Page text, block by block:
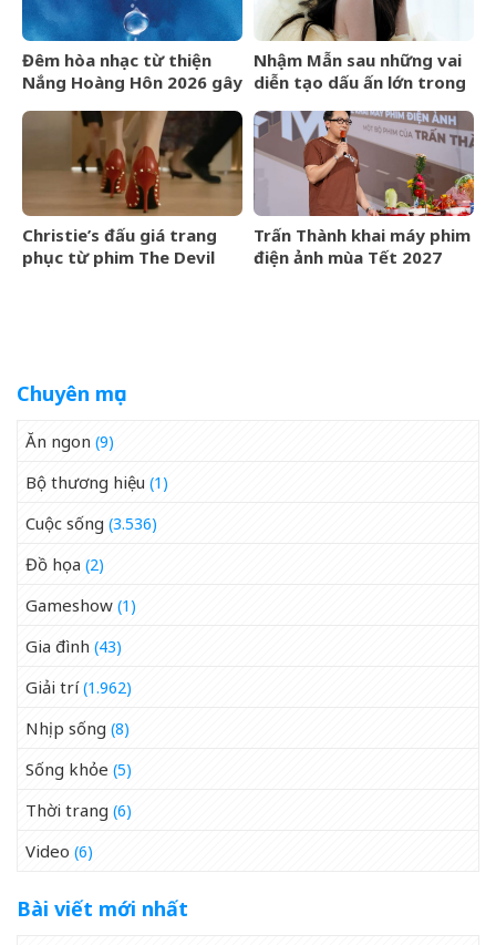
Đêm hòa nhạc từ thiện
Nắng Hoàng Hôn 2026 gây
thận nhân tạo
Nhậm Mẫn sau những vai
diễn tạo dấu ấn lớn trong
Christie’s đấu giá trang
phục từ phim The Devil
Trấn Thành khai máy phim
điện ảnh mùa Tết 2027
Chuyên mục
Ăn ngon (9)
Bộ thương hiệu (1)
Cuộc sống (3.536)
Đồ họa (2)
Gameshow (1)
Gia đình (43)
Giải trí(1.962)
Nhịp sống (8)
Sống khỏe (5)
Thời trang (6)
Video (6)
Bài viết mới nhất